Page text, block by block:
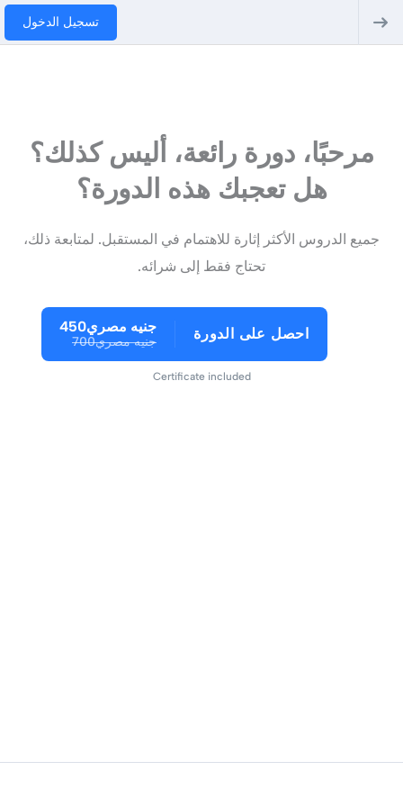
تسجيل الدخول
مرحبًا، دورة رائعة، أليس كذلك؟
هل تعجبك هذه الدورة؟
جميع الدروس الأكثر إثارة للاهتمام في المستقبل. لمتابعة ذلك،
تحتاج فقط إلى شرائه.
احصل على الدورة جنيه مصري450
جنيه مصري700
Certificate included